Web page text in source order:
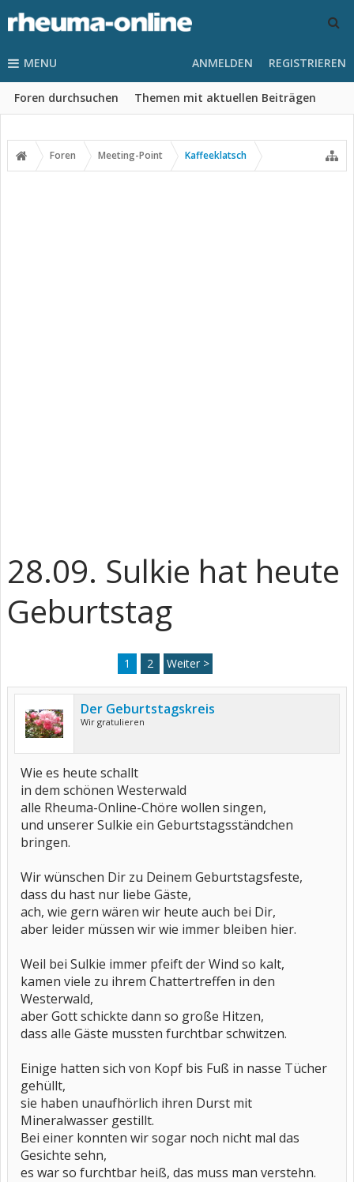
MENU
Foren durchsuchen Themen mit aktuellen Beiträgen
ANMELDEN REGISTRIEREN
Foren Meeting-Point Kaffeeklatsch
28.09. Sulkie hat heute
Geburtstag
1 2 Weiter >
Der Geburtstagskreis
Wir gratulieren
Wie es heute schallt
in dem schönen Westerwald
alle Rheuma-Online-Chöre wollen singen,
und unserer Sulkie ein Geburtstagsständchen
bringen.
Wir wünschen Dir zu Deinem Geburtstagsfeste,
dass du hast nur liebe Gäste,
ach, wie gern wären wir heute auch bei Dir,
aber leider müssen wir wie immer bleiben hier.
Weil bei Sulkie immer pfeift der Wind so kalt,
kamen viele zu ihrem Chattertreffen in den
Westerwald,
aber Gott schickte dann so große Hitzen,
dass alle Gäste mussten furchtbar schwitzen.
Einige hatten sich von Kopf bis Fuß in nasse Tücher
gehüllt,
sie haben unaufhörlich ihren Durst mit
Mineralwasser gestillt.
Bei einer konnten wir sogar noch nicht mal das
Gesichte sehn,
es war so furchtbar heiß, das muss man verstehn.